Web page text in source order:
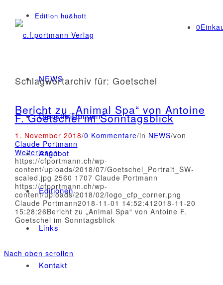
Edition hü&hott
0
NEWS
Dienstleistungen
Angebot
Editionen
Links
Kontakt
Schlagwortarchiv für: Goetschel
Bericht zu „Animal Spa“ von Antoine
F. Goetschel im Sonntagsblick
1. November 2018/0 Kommentare/in NEWS/von
Claude Portmann
Weiterlesen
https://cfportmann.ch/wp-
content/uploads/2018/07/Goetschel_Portrait_SW-
scaled.jpg 2560 1707 Claude Portmann
https://cfportmann.ch/wp-
content/uploads/2018/02/logo_cfp_corner.png
Claude Portmann2018-11-01 14:52:41 2018-11-20
15:28:26Bericht zu „Animal Spa“ von Antoine F.
Goetschel im Sonntagsblick
Nach oben scrollen